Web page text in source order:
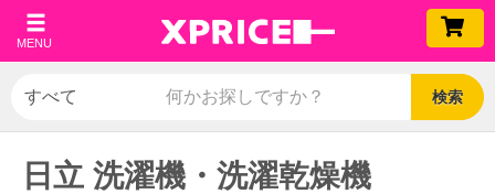
MENU
検索
日立 洗濯機・洗濯乾燥機